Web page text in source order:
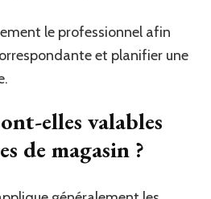
le professionnel afin
et planifier une
elles valables
de magasin ?